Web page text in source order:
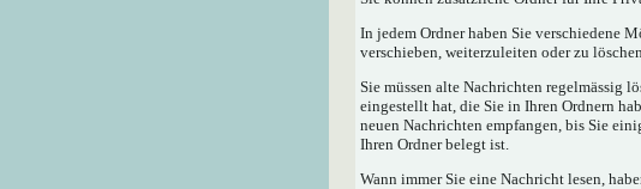
In jedem Ordner haben Sie verschiedene
verschieben, weiterzuleiten oder zu
Sie müssen alte Nachrichten regelmässig
eingestellt hat, die Sie in Ihren Ordnern
neuen Nachrichten empfangen, bis Sie
Ihren Ordner belegt ist.
Wann immer Sie eine Nachricht lesen,